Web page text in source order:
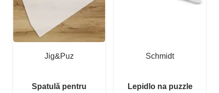
Jig&Puz
Spatulă pentru
Schmidt
Lepidlo na puzzle